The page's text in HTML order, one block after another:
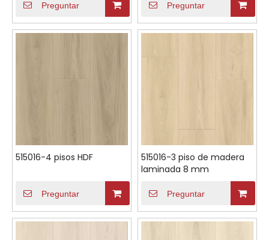
Preguntar Preguntar
515016-4 pisos HDF
Preguntar
515016-3 piso de madera
laminada 8 mm
Preguntar